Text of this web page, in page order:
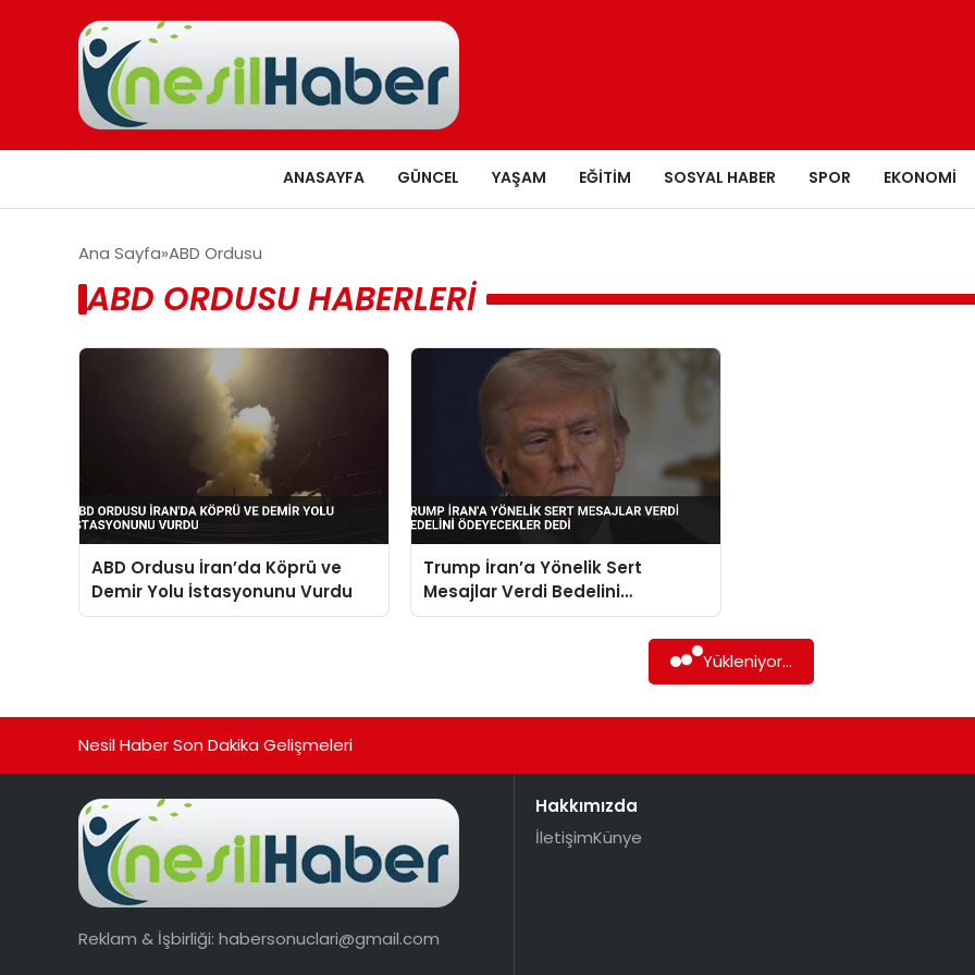
ANASAYFA GÜNCEL YAŞAM EĞITIM SOSYAL HABER SPOR EKONOMI
Ana Sayfa ABD Ordusu
ABD ORDUSU HABERLERI
ABD Ordusu İran’da Köprü ve
Demir Yolu İstasyonunu Vurdu
Trump İran’a Yönelik Sert
Mesajlar Verdi Bedelini
Ödeyecekler Dedi
Yükleniyor...
Nesil Haber Son Dakika Gelişmeleri
Reklam & İşbirliği: habersonuclari@gmail.com
Hakkımızda
İletişimKünye